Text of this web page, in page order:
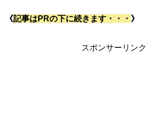
《記事はPRの下に続きます・・・ 》
スポンサーリンク